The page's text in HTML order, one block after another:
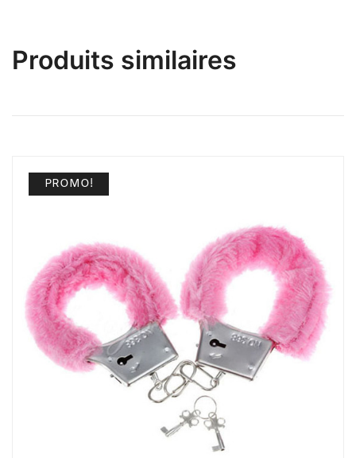
Produits similaires
PROMO!